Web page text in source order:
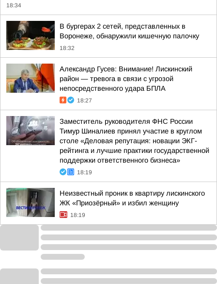
18:34
В бургерах 2 сетей, представленных в
Воронеже, обнаружили кишечную палочку
18:32
Александр Гусев: Внимание! Лискинский
район — тревога в связи с угрозой
непосредственного удара БПЛА
18:27
Заместитель руководителя ФНС России
Тимур Шиналиев принял участие в круглом
столе «Деловая репутация: новации ЭКГ-
рейтинга и лучшие практики государственной
поддержки ответственного бизнеса»
18:19
Неизвестный проник в квартиру лискинского
ЖК «Приозёрный» и избил женщину
18:19